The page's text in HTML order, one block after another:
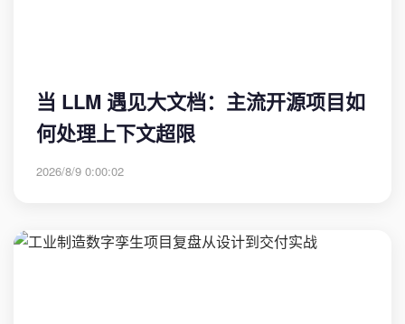
当 LLM 遇见大文档：主流开源项目如
何处理上下文超限
2026/8/9 0:00:02